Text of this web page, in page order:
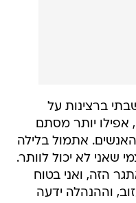
ברצינות על
אפילו יותר מסתם
אתמול בלילה
שאני לא יכול לוותר.
הזה, ואני בטוח
וההנהלה ידעה